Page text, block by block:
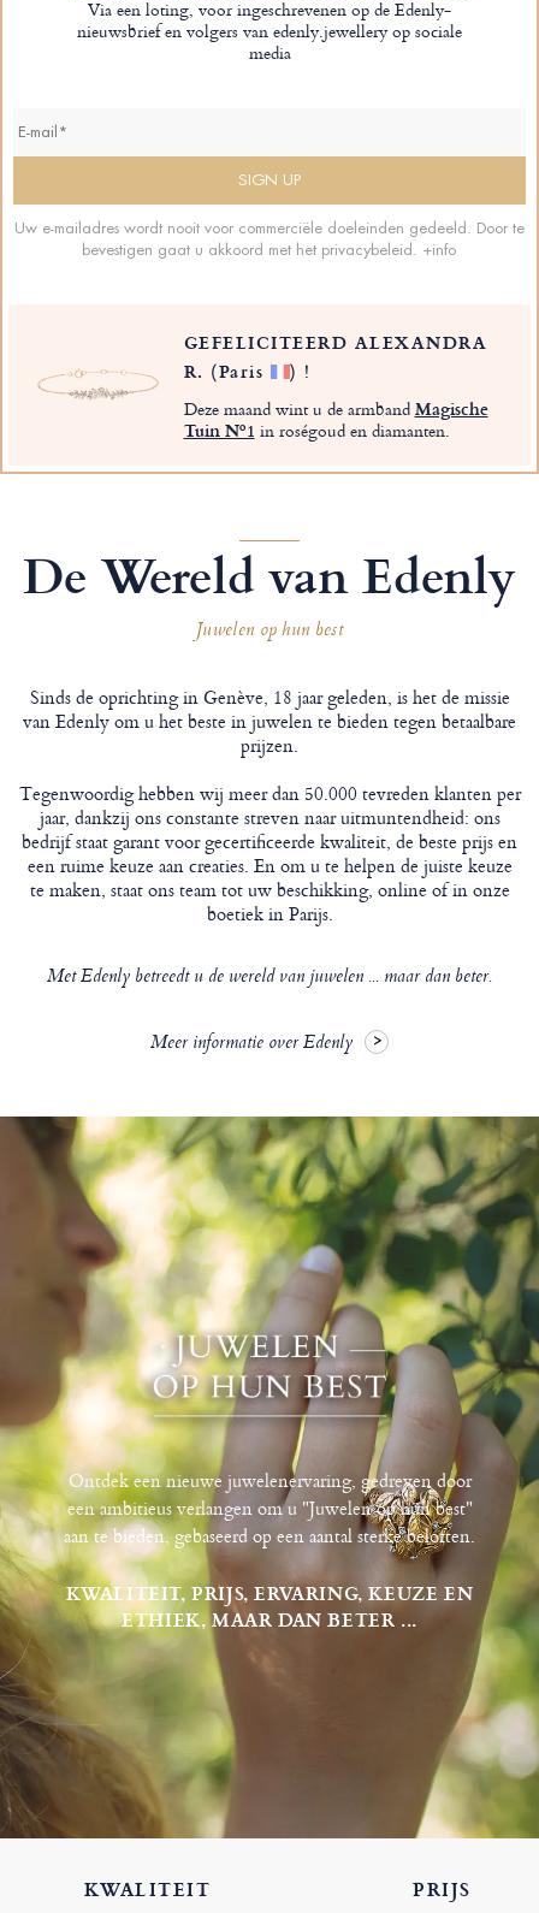
Via een loting, voor ingeschrevenen op de Edenly-
nieuwsbrief en volgers van edenly.jewellery op sociale
media
Uw e-mailadres wordt nooit voor commerciële doeleinden gedeeld. Door te
bevestigen gaat u akkoord met het privacybeleid. +info
GEFELICITEERD ALEXANDRA
R. (Paris ) !
Deze maand wint u de armbandMagische
Tuin Nº1 in roségoud en diamanten.
De Wereld van Edenly
Juwelen op hun best
Sinds de oprichting in Genève, 18 jaar geleden, is het de missie
van Edenly om u het beste in juwelen te bieden tegen betaalbare
prijzen.
Tegenwoordig hebben wij meer dan 50.000 tevreden klanten per
jaar, dankzij ons constante streven naar uitmuntendheid: ons
bedrijf staat garant voor gecertificeerde kwaliteit, de beste prijs en
een ruime keuze aan creaties. En om u te helpen de juiste keuze
te maken, staat ons team tot uw beschikking, online of in onze
boetiek in Parijs.
Met Edenly betreedt u de wereld van juwelen ... maar dan beter.
Meer informatie over Edenly
Ontdek een nieuwe juwelenervaring, gedreven door
een ambitieus verlangen om u "Juwelen op hun best"
aan te bieden, gebaseerd op een aantal sterke beloften.
KWALITEIT, PRIJS, ERVARING, KEUZE EN
ETHIEK, MAAR DAN BETER ...
KWALITEIT PRIJS